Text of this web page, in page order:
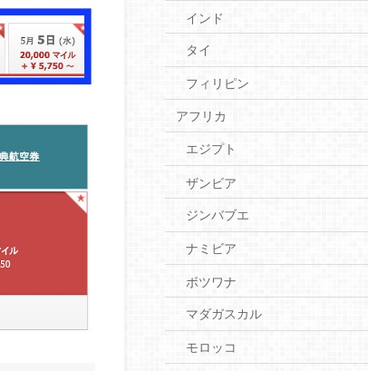
インド
タイ
フィリピン
アフリカ
エジプト
ザンビア
ジンバブエ
ナミビア
ボツワナ
マダガスカル
モロッコ